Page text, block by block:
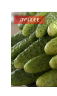
ЛУЧШЕЕ